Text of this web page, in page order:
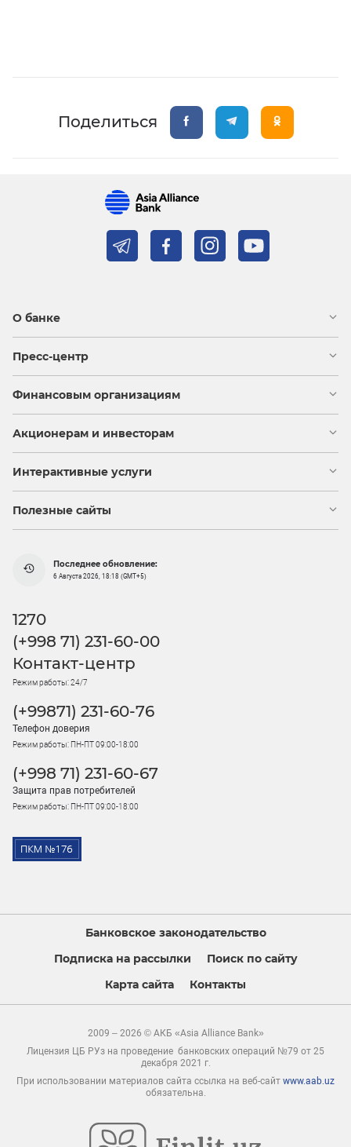
Поделиться
О банке
Пресс-центр
Финансовым организациям
Акционерам и инвесторам
Интерактивные услуги
Полезные сайты
Последнее обновление:
6 Августа 2026, 18:18 (GMT+5)
1270
(+998 71) 231-60-00
Контакт-центр
Режим работы: 24/7
(+99871) 231-60-76
Телефон доверия
Режим работы: ПН-ПТ 09:00-18:00
(+998 71) 231-60-67
Защита прав потребителей
Режим работы: ПН-ПТ 09:00-18:00
Банковское законодательство
Подписка на рассылки
Поиск по сайту
Карта сайта
Контакты
2009 – 2026 © АКБ «Asia Alliance Bank»
Лицензия ЦБ РУз на проведение банковских операций №79 от 25
декабря 2021 г.
При использовании материалов сайта ссылка на веб-сайт www.aab.uz
обязательна.